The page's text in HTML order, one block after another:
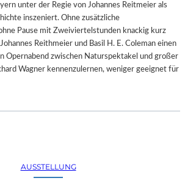
unter der Regie von Johannes Reitmeier als
inszeniert. Ohne zusätzliche
Pause mit Zweiviertelstunden knackig kurz
Reithmeier und Basil H. E. Coleman einen
Opernabend zwischen Naturspektakel und großer
Wagner kennenzulernen, weniger geeignet für
AUSSTELLUNG